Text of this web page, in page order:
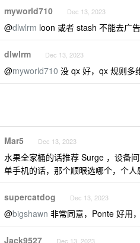
myworld710 Dec 13, 2023
@dlwlrm loon 或者 stash 不能去广告
dlwlrm Dec 13, 2023
@myworld710 没 qx 好，qx 规则多
Mar5 Dec 13, 2023
水果全家桶的话推荐 Surge ，设备
单手机的话，那个顺眼选哪个，个
supercatdog Dec 13, 2023
@bigshawn 非常同意，Ponte 好用
Jack9527 Dec 13, 2023